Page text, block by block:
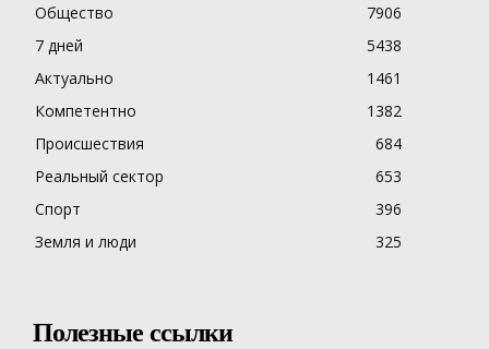
Общество
7906
7 дней
5438
Актуально
1461
Компетентно
1382
Происшествия
684
Реальный сектор
653
Спорт
396
Земля и люди
325
Полезные ссылки